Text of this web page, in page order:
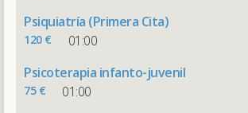
Psiquiatría (Primera Cita)
120 €
01:00
Psicoterapia infanto-juvenil
75 €
01:00